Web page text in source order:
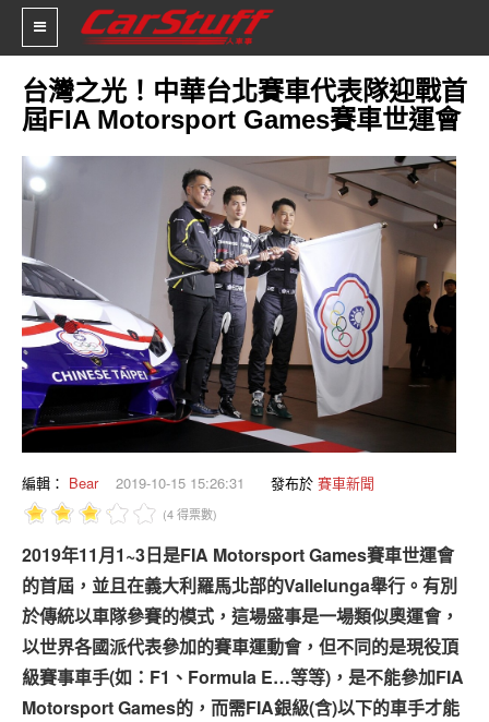
新車價格
車市新聞
賽車新聞
汽車改裝
輪胎特區
促銷訊息
人車軼事
試車報導
專題報導
兩輪世界
台灣之光！中華台北賽車代表隊迎戰首
屆FIA Motorsport Games賽車世運會
編輯： Bear 2019-10-15 15:26:31 發布於 賽車新聞
(4 得票數)
2019年11月1~3日是FIA Motorsport Games賽車世運會
的首屆，並且在義大利羅馬北部的Vallelunga舉行。有別
於傳統以車隊參賽的模式，這場盛事是一場類似奧運會，
以世界各國派代表參加的賽車運動會，但不同的是現役頂
級賽事車手(如：F1、Formula E…等等)，是不能參加FIA
Motorsport Games的，而需FIA銀級(含)以下的車手才能